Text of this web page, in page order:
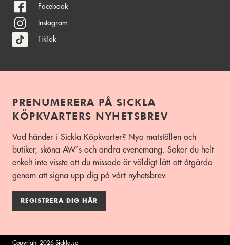
Facebook
Instagram
TikTok
PRENUMERERA PÅ SICKLA
KÖPKVARTERS NYHETSBREV
Vad händer i Sickla Köpkvarter? Nya matställen och
butiker, sköna AW´s och andra evenemang. Saker du helt
enkelt inte visste att du missade är väldigt lätt att åtgärda
genom att signa upp dig på vårt nyhetsbrev.
REGISTRERA DIG HÄR
Copyright 2026 Sickla.se